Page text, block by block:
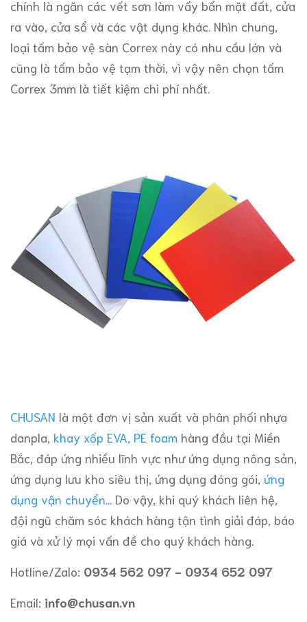
chính là ngăn các vết sơn làm vấy bẩn mặt đất, cửa
ra vào, cửa sổ và các vật dụng khác. Nhìn chung,
loại tấm bảo vệ sàn Correx này có nhu cầu lớn và
cũng là tấm bảo vệ tạm thời, vì vậy nên chọn tấm
Correx 3mm là tiết kiệm chi phí nhất.
CHUSAN là một đơn vị sản xuất và phân phối nhựa
danpla, khay xốp EVA, PE foam hàng đầu tại Miền
Bắc, đáp ứng nhiều lĩnh vực như ứng dụng nông sản,
ứng dụng lưu kho siêu thị, ứng dụng đóng gói, ứng
dụng vận chuyển... Do vậy, khi quý khách liên hệ,
đội ngũ chăm sóc khách hàng tận tình giải đáp, báo
giá và xử lý mọi vấn đề cho quý khách hàng.
Hotline/Zalo: 0934 562 097 - 0934 652 097
Email: info@chusan.vn